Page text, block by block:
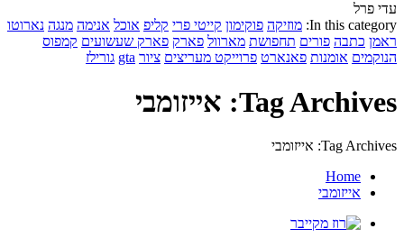
עדי פרל
In this category: מוזיקה פוקימון קייטי פרי קליפ אוכל אנימה מנגה נארוטו
ראמן כתבה פורים תחפושת מארוול פארק פארק שעשועים קמפוס
הנוקמים אומנות פאנארט פרוייקט מעריצים ציור gta גורילז
Tag Archives: אייזומבי
Tag Archives: אייזומבי
Home
אייזומבי